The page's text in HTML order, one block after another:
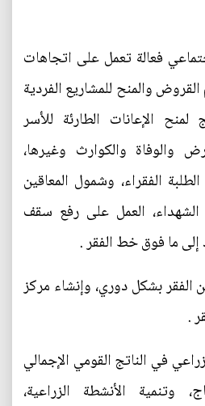
فعالة تعمل على اتجاهات
والمنح للمشاريع الفردية
لمنح الإعانات الطارئة للأسر
والوفاة والكوارث وغيرها،
الفقراء، وشمول المعاقين
الشهداء، العمل على رفع سقف
إلى ما فوق خط الفقر .
الفقر بشكل دوري، وإنشاء مركز
.
في الناتج القومي الإجمالي
وتنمية الأنشطة الزراعية،